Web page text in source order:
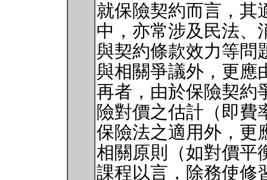
就保險契約而言，其
中，亦常涉及民法、
與契約條款效力等問
與相關爭議外，更應
再者，由於保險契約
險對價之估計（即費
保險法之適用外，更
相關原則（如對價平
課程以言，除務使修